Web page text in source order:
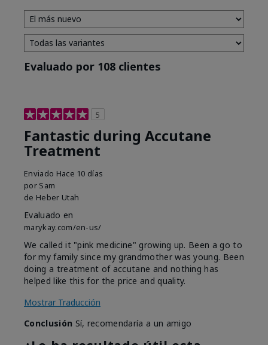
Evaluado por 108 clientes
5
Fantastic during Accutane
Treatment
Enviado Hace 10 días
por Sam
de Heber Utah
Evaluado en
marykay.com/en-us/
We called it "pink medicine" growing up. Been a go to
for my family since my grandmother was young. Been
doing a treatment of accutane and nothing has
helped like this for the price and quality.
Mostrar Traducción
Conclusión Sí, recomendaría a un amigo